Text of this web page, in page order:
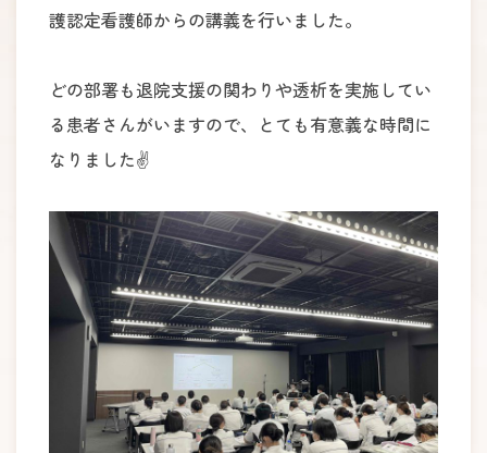
護認定看護師からの講義を行いました。
どの部署も退院支援の関わりや透析を実施してい
る患者さんがいますので、とても有意義な時間に
なりました✌️